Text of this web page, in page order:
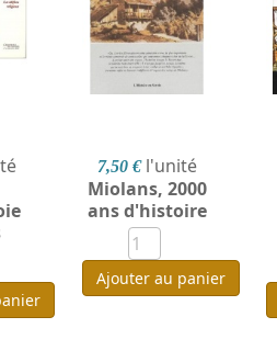
7,50 € l'unité
Miolans, 2000
ans d'histoire
Ajouter au panier